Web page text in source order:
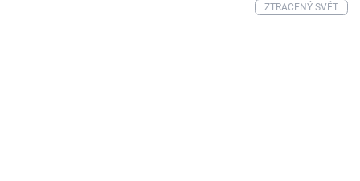
ZTRACENÝ SVĚT